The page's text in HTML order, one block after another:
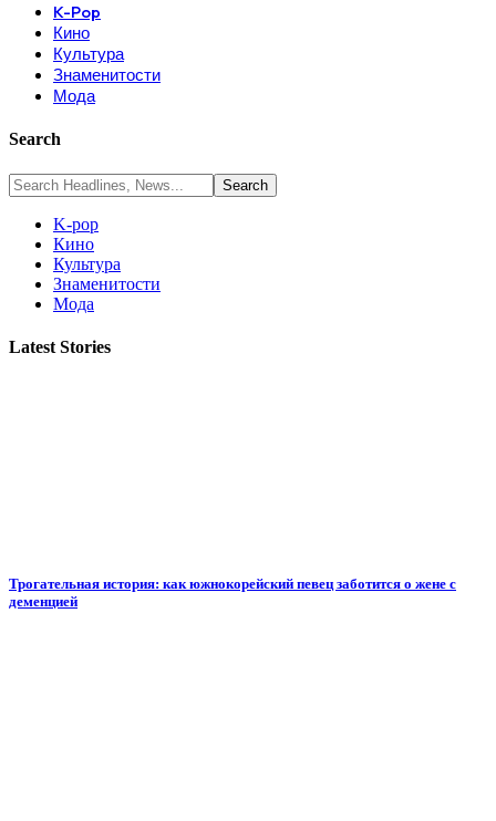
K-Pop
Кино
Культура
Знаменитости
Мода
Search
K-pop
Кино
Культура
Знаменитости
Мода
Latest Stories
Трогательная история: как южнокорейский певец заботится о жене с
деменцией